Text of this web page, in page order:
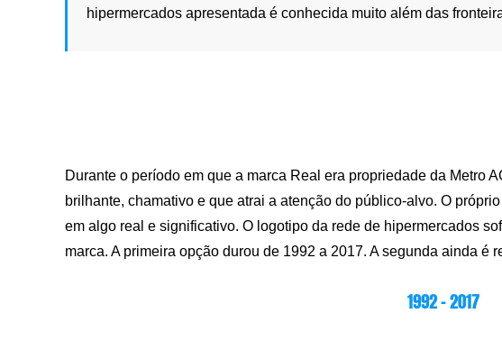
hipermercados apresentada é conhecida muito além das
Durante o período em que a marca Real era propriedade da Metro
brilhante, chamativo e que atrai a atenção do público-alvo. O
em algo real e significativo. O logotipo da rede de hipermercados
marca. A primeira opção durou de 1992 a 2017. A segunda ainda é
1992 – 2017